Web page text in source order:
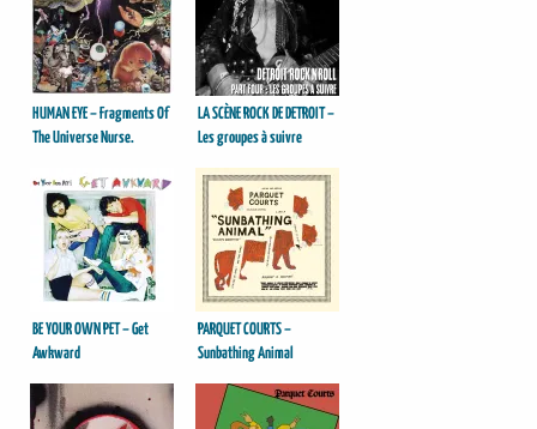
HUMAN EYE – Fragments Of
The Universe Nurse.
LA SCÈNE ROCK DE DETROIT –
Les groupes à suivre
BE YOUR OWN PET – Get
Awkward
PARQUET COURTS –
Sunbathing Animal